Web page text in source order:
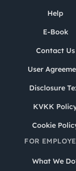
Help
E-Book
Contact Us
User
Disclosure
KVKK
Cookie
FOR
What We